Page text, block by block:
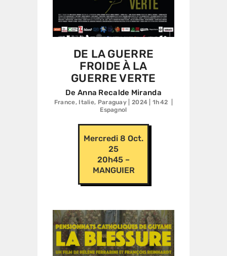
DE LA GUERRE
FROIDE À LA
GUERRE VERTE
De Anna Recalde Miranda
France, Italie, Paraguay | 2024 | 1h42 |
Espagnol
Mercredi 8 Oct.
25
20h45 –
MANGUIER